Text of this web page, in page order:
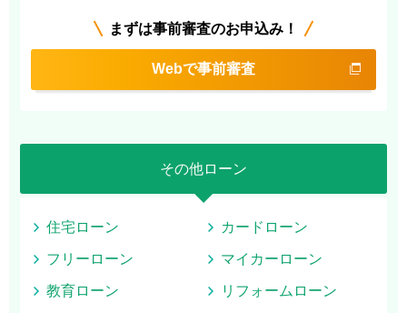
まずは事前審査のお申込み！
Webで事前審査
その他ローン
住宅ローン カードローン
フリーローン マイカーローン
教育ローン リフォームローン